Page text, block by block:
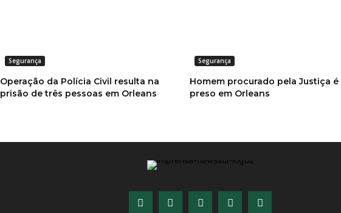
Segurança
Operação da Polícia Civil resulta na
prisão de três pessoas em Orleans
Segurança
Homem procurado pela Justiça é
preso em Orleans